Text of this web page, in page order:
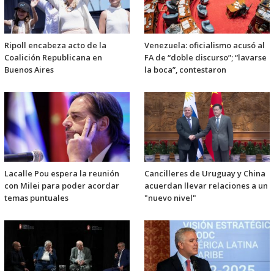
Ripoll encabeza acto de la
Coalición Republicana en
Buenos Aires
Venezuela: oficialismo acusó al
FA de “doble discurso”; “lavarse
la boca”, contestaron
Lacalle Pou espera la reunión
con Milei para poder acordar
temas puntuales
Cancilleres de Uruguay y China
acuerdan llevar relaciones a un
"nuevo nivel"